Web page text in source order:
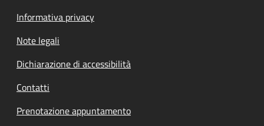
Informativa privacy
Note legali
Dichiarazione di accessibilità
Contatti
Prenotazione appuntamento